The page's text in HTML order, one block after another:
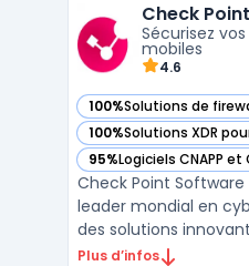
améliorer la
automatiser les rép ...
Check
Sécurisez
mobiles
4.6
100%Solutions de
— voir Check Point
100%Solutions XDR
— voir Check Point
95%Logiciels CNAPP
— voir Check Point
Check Point
leader mondial en
des solutions
entreprises contre
Plus d’infos